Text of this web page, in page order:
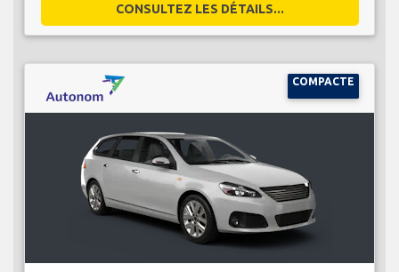
CONSULTEZ LES DÉTAILS...
COMPACTE